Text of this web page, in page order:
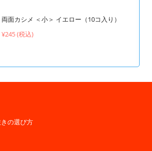
両面カシメ ＜小＞ イエロー（10コ入り）
¥245 (税込)
の選び方